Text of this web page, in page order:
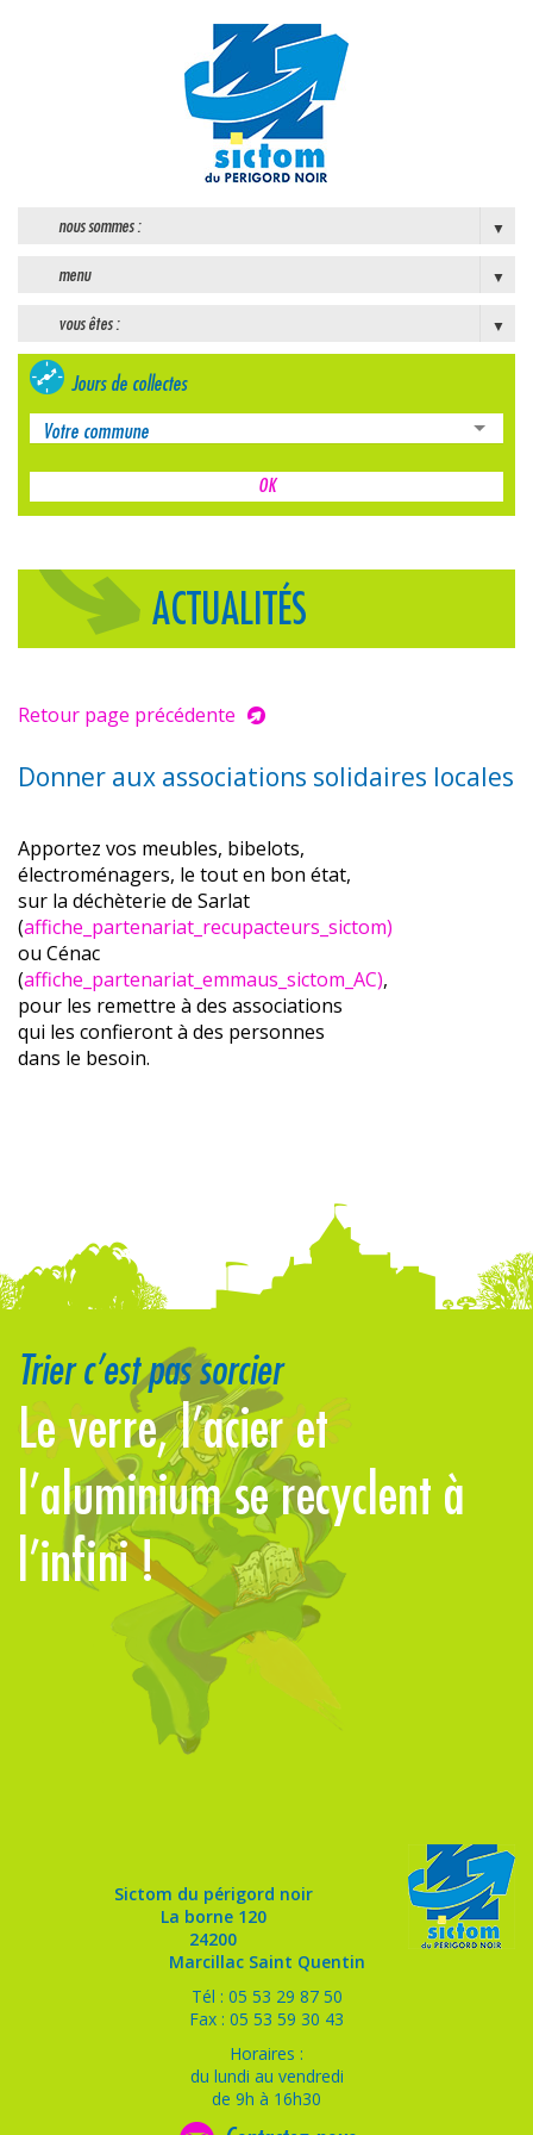
nous sommes :
menu
vous êtes :
Jours de collectes
ACTUALITÉS
Retour page précédente
Donner aux associations solidaires locales
Apportez vos meubles, bibelots,
électroménagers, le tout en bon état,
sur la déchèterie de Sarlat
(affiche_partenariat_recupacteurs_sictom)
ou Cénac
(affiche_partenariat_emmaus_sictom_AC),
pour les remettre à des associations
qui les confieront à des personnes
dans le besoin.
Trier c’est pas sorcier
Le verre, l’acier et
l’aluminium se recyclent à
l’infini !
Sictom du périgord noir
La borne 120
24200
Marcillac Saint Quentin
Tél : 05 53 29 87 50
Fax : 05 53 59 30 43
Horaires :
du lundi au vendredi
de 9h à 16h30